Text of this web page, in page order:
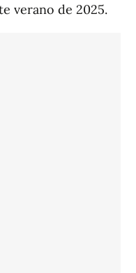
verano de 2025.